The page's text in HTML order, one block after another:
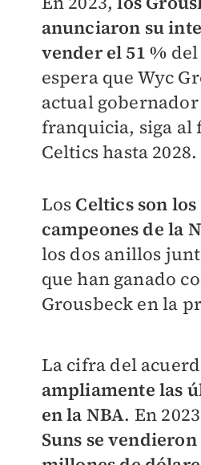
anunciaron su
vender el 51 %
espera que Wyc
actual
franquicia, siga al
Celtics hasta 2028.
Los Celtics son
campeones de la
los dos anillos
que han ganado
Grousbeck en la
La cifra del
ampliamente las
en la NBA. En
Suns se